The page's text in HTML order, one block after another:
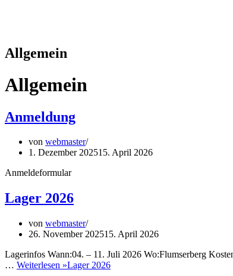
Allgemein
Allgemein
Anmeldung
von webmaster
1. Dezember 202515. April 2026
Anmeldeformular
Lager 2026
von webmaster
26. November 202515. April 2026
Lagerinfos Wann:04. – 11. Juli 2026 Wo:Flumserberg
… Weiterlesen »Lager 2026